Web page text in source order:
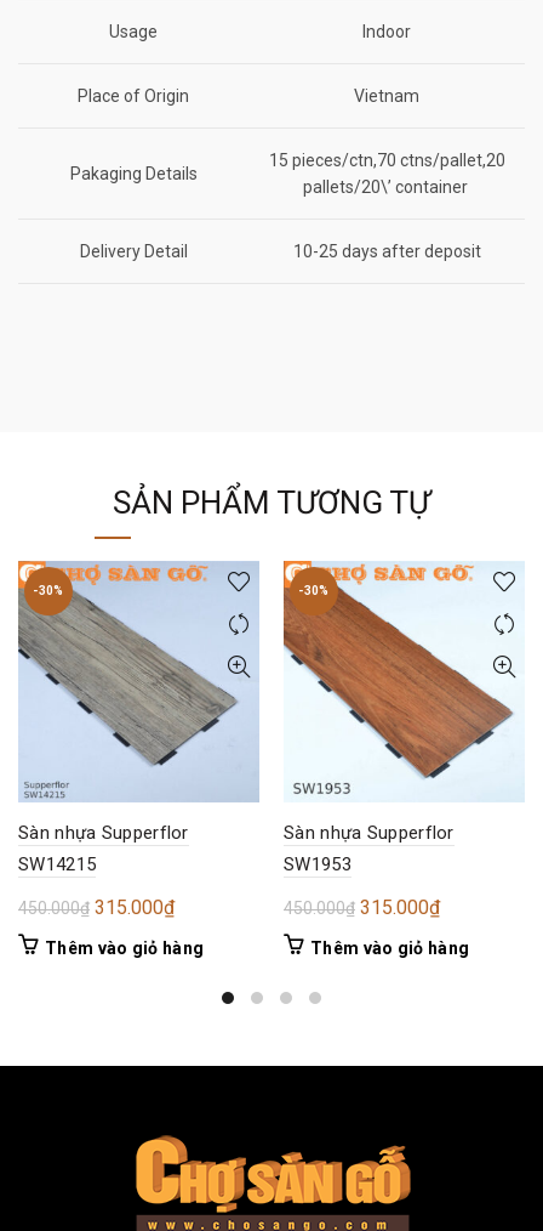
Usage Indoor
Place of Origin Vietnam
Pakaging Details
15 pieces/ctn,70 ctns/pallet,20
pallets/20\’ container
Delivery Detail 10-25 days after deposit
SẢN PHẨM TƯƠNG TỰ
-30%
Sàn nhựa Supperflor
SW14215
450.000₫ Giá
gốc
315.000₫Giá
hiện
Thêm vào giỏ hàng
-30%
Sàn nhựa Supperflor
SW1953
450.000₫ Giá
gốc
315.000₫Giá
hiện
Thêm vào giỏ hàng